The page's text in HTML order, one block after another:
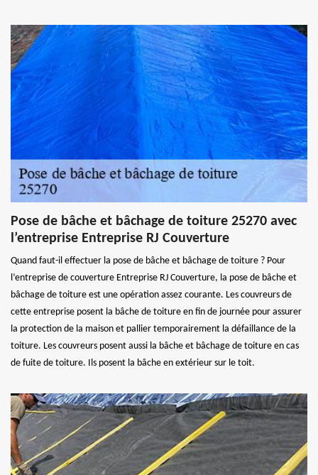
Pose de bâche et bâchage de toiture 25270 avec
l’entreprise Entreprise RJ Couverture
Quand faut-il effectuer la pose de bâche et bâchage de toiture ? Pour
l’entreprise de couverture Entreprise RJ Couverture, la pose de bâche et
bâchage de toiture est une opération assez courante. Les couvreurs de
cette entreprise posent la bâche de toiture en fin de journée pour assurer
la protection de la maison et pallier temporairement la défaillance de la
toiture. Les couvreurs posent aussi la bâche et bâchage de toiture en cas
de fuite de toiture. Ils posent la bâche en extérieur sur le toit.